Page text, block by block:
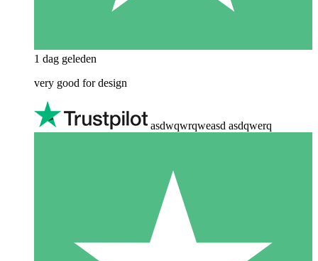
1 dag geleden
very good for design
asdwqwrqweasd asdqwerq